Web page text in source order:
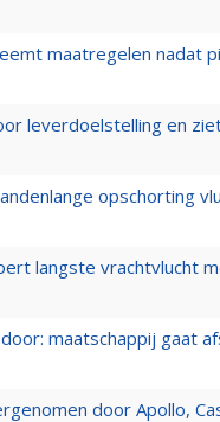
maatregelen nadat
leverdoelstelling en
opschorting
langste vrachtvlucht
door: maatschappij gaat
door Apollo,